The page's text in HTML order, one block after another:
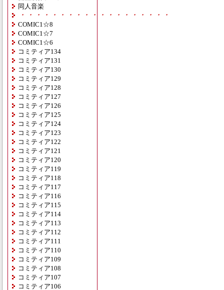
同人音楽
・・・・・・・・・・・・・・・・・・・
COMIC1☆8
COMIC1☆7
COMIC1☆6
コミティア134
コミティア131
コミティア130
コミティア129
コミティア128
コミティア127
コミティア126
コミティア125
コミティア124
コミティア123
コミティア122
コミティア121
コミティア120
コミティア119
コミティア118
コミティア117
コミティア116
コミティア115
コミティア114
コミティア113
コミティア112
コミティア111
コミティア110
コミティア109
コミティア108
コミティア107
コミティア106